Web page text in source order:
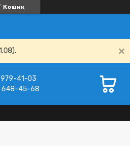
Кошик
41-03
648-45-68